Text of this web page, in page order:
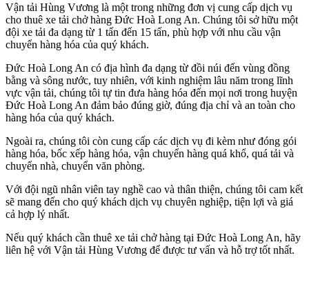
Vận tải Hùng Vương là một trong những đơn vị cung cấp dịch vụ
cho thuê xe tải chở hàng Đức Hoà Long An. Chúng tôi sở hữu một
đội xe tải đa dạng từ 1 tấn đến 15 tấn, phù hợp với nhu cầu vận
chuyển hàng hóa của quý khách.
Đức Hoà Long An có địa hình đa dạng từ đồi núi đến vùng đồng
bằng và sông nước, tuy nhiên, với kinh nghiệm lâu năm trong lĩnh
vực vận tải, chúng tôi tự tin đưa hàng hóa đến mọi nơi trong huyện
Đức Hoà Long An đảm bảo đúng giờ, đúng địa chỉ và an toàn cho
hàng hóa của quý khách.
Ngoài ra, chúng tôi còn cung cấp các dịch vụ đi kèm như đóng gói
hàng hóa, bốc xếp hàng hóa, vận chuyển hàng quá khổ, quá tải và
chuyển nhà, chuyển văn phòng.
Với đội ngũ nhân viên tay nghề cao và thân thiện, chúng tôi cam kết
sẽ mang đến cho quý khách dịch vụ chuyên nghiệp, tiện lợi và giá
cả hợp lý nhất.
Nếu quý khách cần thuê xe tải chở hàng tại Đức Hoà Long An, hãy
liên hệ với Vận tải Hùng Vương để được tư vấn và hỗ trợ tốt nhất.